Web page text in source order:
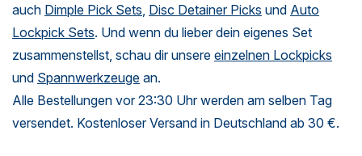
auch Dimple Pick Sets Disc Detainer Picks und Auto
Lockpick Sets. Und wenn du lieber dein eigenes Set
zusammenstellst, schau dir unsere einzelnen Lockpicks
und Spannwerkzeuge an.
Alle Bestellungen vor 23:30 Uhr werden am selben Tag
versendet. Kostenloser Versand in Deutschland ab 30 €.